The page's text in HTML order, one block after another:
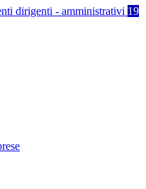
dirigenti - amministrativi 19